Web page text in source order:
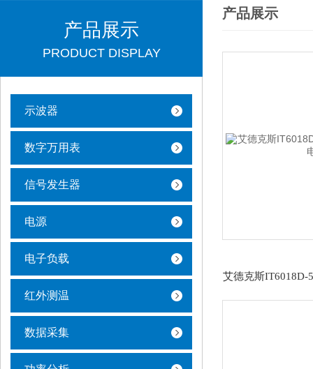
产品展示
PRODUCT DISPLAY
示波器
数字万用表
信号发生器
电源
电子负载
红外测温
数据采集
产品展示